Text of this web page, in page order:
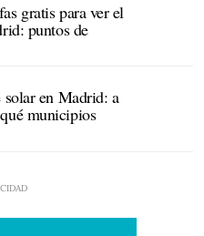
gratis para ver el
puntos de
en Madrid: a
municipios